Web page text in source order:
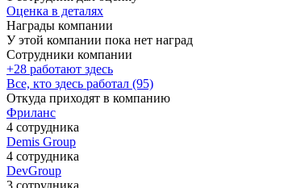
Оценка в деталях
Награды компании
У этой компании пока нет наград
Сотрудники компании
+28 работают здесь
Все, кто здесь работал (95)
Откуда приходят в компанию
Фриланс
4 сотрудника
Demis Group
4 сотрудника
DevGroup
3 сотрудника